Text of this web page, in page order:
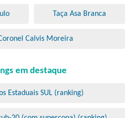
Taça Asa Branca
Calvis Moreira
em destaque
Estaduais SUL (ranking)